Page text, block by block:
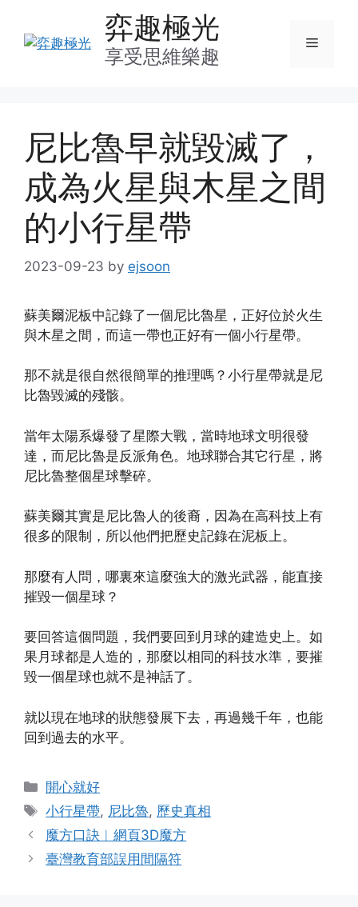
content
弈趣極光
享受思維樂趣
Menu
尼比魯早就毀滅了，
成為火星與木星之間
的小行星帶
2023-09-23 by ejsoon
蘇美爾泥板中記錄了一個尼比魯星，正好位於火生
與木星之間，而這一帶也正好有一個小行星帶。
那不就是很自然很簡單的推理嗎？小行星帶就是尼
比魯毀滅的殘骸。
當年太陽系爆發了星際大戰，當時地球文明很發
達，而尼比魯是反派角色。地球聯合其它行星，將
尼比魯整個星球擊碎。
蘇美爾其實是尼比魯人的後裔，因為在高科技上有
很多的限制，所以他們把歷史記錄在泥板上。
那麼有人問，哪裏來這麼強大的激光武器，能直接
摧毀一個星球？
要回答這個問題，我們要回到月球的建造史上。如
果月球都是人造的，那麼以相同的科技水準，要摧
毀一個星球也就不是神話了。
就以現在地球的狀態發展下去，再過幾千年，也能
回到過去的水平。
Categories
開心就好
Tags
小行星帶, 尼比魯, 歷史真相
魔方口訣︱網頁3D魔方
臺灣教育部誤用間隔符